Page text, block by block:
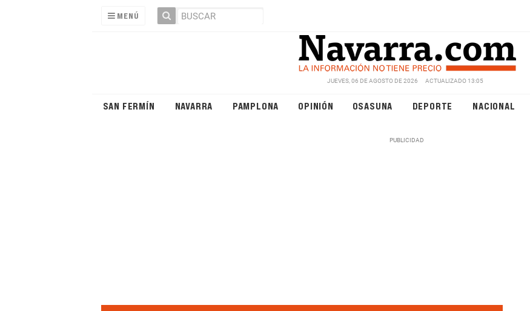
MENÚ
JUEVES, 06 DE AGOSTO DE 2026 ACTUALIZADO 13:05
SAN FERMÍN NAVARRA PAMPLONA OPINIÓN OSASUNA DEPORTE NACIONAL